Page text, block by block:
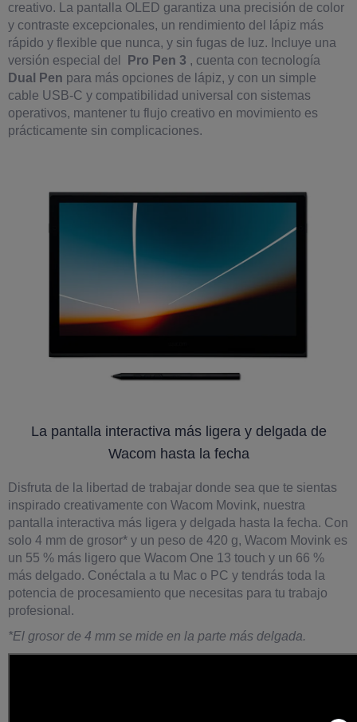
creativo. La pantalla OLED garantiza una precisión de color
y contraste excepcionales, un rendimiento del lápiz más
rápido y flexible que nunca, y sin fugas de luz. Incluye una
versión especial del
Pro Pen 3 , cuenta con tecnología
Dual Pen para más opciones de lápiz, y con un simple
cable USB-C y compatibilidad universal con sistemas
operativos, mantener tu flujo creativo en movimiento es
prácticamente sin complicaciones.
La pantalla interactiva más ligera y delgada de
Wacom hasta la fecha
Disfruta de la libertad de trabajar donde sea que te sientas
inspirado creativamente con Wacom Movink, nuestra
pantalla interactiva más ligera y delgada hasta la fecha. Con
solo 4 mm de grosor* y un peso de 420 g, Wacom Movink es
un 55 % más ligero que Wacom One 13 touch y un 66 %
más delgado. Conéctala a tu Mac o PC y tendrás toda la
potencia de procesamiento que necesitas para tu trabajo
profesional.
*El grosor de 4 mm se mide en la parte más delgada.